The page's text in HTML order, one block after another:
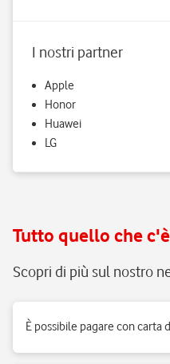
I nostri partner
Apple
Honor
Huawei
LG
Tutto quello che
Scopri di più sul nostro
È possibile pagare con carta